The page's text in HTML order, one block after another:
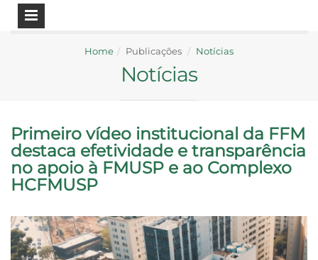
Home Publicações Notícias
Notícias
Primeiro vídeo institucional da FFM
destaca efetividade e transparência
no apoio à FMUSP e ao Complexo
HCFMUSP